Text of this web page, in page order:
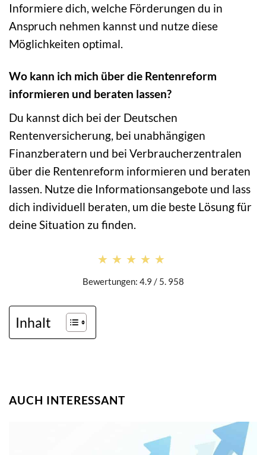
Informiere dich, welche Förderungen du in
Anspruch nehmen kannst und nutze diese
Möglichkeiten optimal.
Wo kann ich mich über die Rentenreform
informieren und beraten lassen?
Du kannst dich bei der Deutschen
Rentenversicherung, bei unabhängigen
Finanzberatern und bei Verbraucherzentralen
über die Rentenreform informieren und beraten
lassen. Nutze die Informationsangebote und lass
dich individuell beraten, um die beste Lösung für
deine Situation zu finden.
★★★★★
★★★★★
Bewertungen: 4.9 / 5. 958
Inhalt
AUCH INTERESSANT